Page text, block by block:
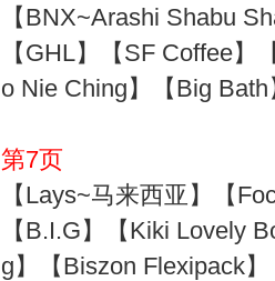
【BNX~Arashi Shabu
【GHL】【SF Coffee
o Nie Ching】【Big
第7页
【Lays~马来西亚】【
【B.I.G】【Kiki Lovely
g】【Biszon Flexipack